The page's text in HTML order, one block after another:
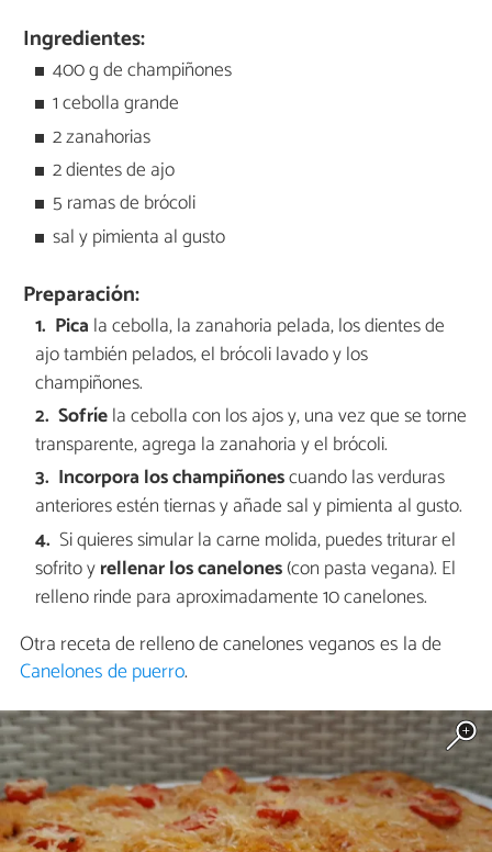
Ingredientes:
400 g de champiñones
1 cebolla grande
2 zanahorias
2 dientes de ajo
5 ramas de brócoli
sal y pimienta al gusto
Preparación:
Pica la cebolla, la zanahoria pelada, los dientes de
ajo también pelados, el brócoli lavado y los
champiñones.
Sofríela cebolla con los ajos y, una vez que se torne
transparente, agrega la zanahoria y el brócoli.
Incorpora los champiñonescuando las verduras
anteriores estén tiernas y añade sal y pimienta al gusto.
Si quieres simular la carne molida, puedes triturar el
sofrito yrellenar los canelones(con pasta vegana). El
relleno rinde para aproximadamente 10 canelones.
Otra receta de relleno de canelones veganos es la de
Canelones de puerro.